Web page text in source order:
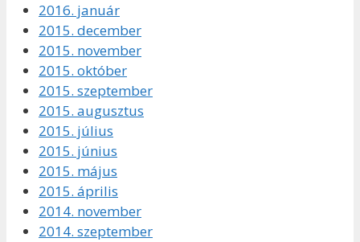
2016. január
2015. december
2015. november
2015. október
2015. szeptember
2015. augusztus
2015. július
2015. június
2015. május
2015. április
2014. november
2014. szeptember